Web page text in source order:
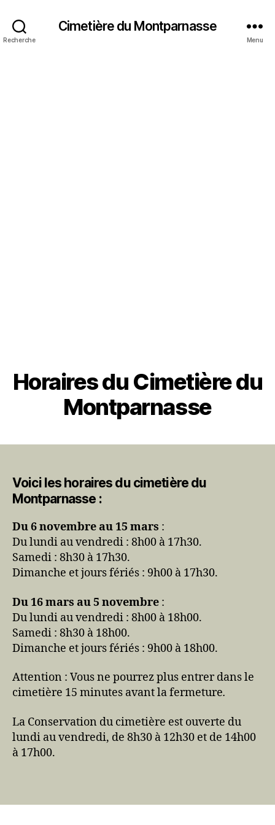
Recherche
Cimetière du Montparnasse
Menu
Horaires du Cimetière du
Montparnasse
Voici les horaires du cimetière du
Montparnasse :
Du 6 novembre au 15 mars :
Du lundi au vendredi : 8h00 à 17h30.
Samedi : 8h30 à 17h30.
Dimanche et jours fériés : 9h00 à 17h30.
Du 16 mars au 5 novembre :
Du lundi au vendredi : 8h00 à 18h00.
Samedi : 8h30 à 18h00.
Dimanche et jours fériés : 9h00 à 18h00.
Attention : Vous ne pourrez plus entrer dans le
cimetière 15 minutes avant la fermeture.
La Conservation du cimetière est ouverte du
lundi au vendredi, de 8h30 à 12h30 et de 14h00
à 17h00.